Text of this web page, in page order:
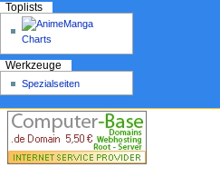
Toplists
Werkzeuge
Spezialseiten